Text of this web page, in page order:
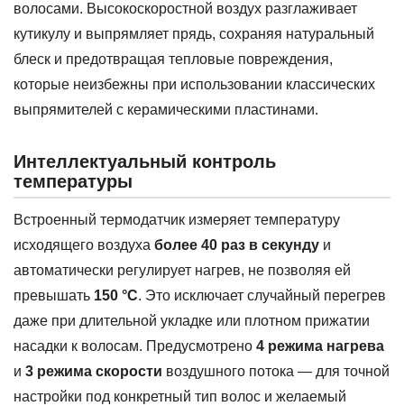
волосами. Высокоскоростной воздух разглаживает
кутикулу и выпрямляет прядь, сохраняя натуральный
блеск и предотвращая тепловые повреждения,
которые неизбежны при использовании классических
выпрямителей с керамическими пластинами.
Интеллектуальный контроль
температуры
Встроенный термодатчик измеряет температуру
исходящего воздуха более 40 раз в секунду и
автоматически регулирует нагрев, не позволяя ей
превышать 150 °C. Это исключает случайный перегрев
даже при длительной укладке или плотном прижатии
насадки к волосам. Предусмотрено 4 режима нагрева
и 3 режима скорости воздушного потока — для точной
настройки под конкретный тип волос и желаемый